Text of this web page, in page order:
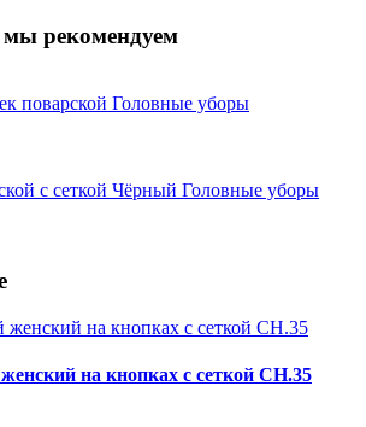
рекомендуем
поварской Головные уборы
с сеткой Чёрный Головные уборы
на кнопках с сеткой CH.35